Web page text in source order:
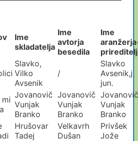
Ime
skladatelja
Ime
avtorja
besedila
Ime
aranžerja
prireditelj
Slavko,
Vilko
Avsenik
/
Slavko
Avsenik,j
jun.
mi Jovanovič
Vunjak
Branko
Jovanovič
Vunjak
Branko
Jovanovič
Vunjak
Branko
Hrušovar
Tadej
Velkavrh
Dušan
Privšek
Jože